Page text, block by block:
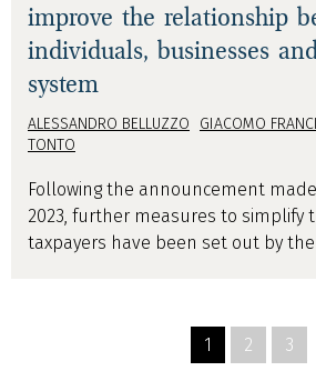
improve the relationship
individuals, businesses
system
ALESSANDRO BELLUZZO GIACOMO
TONTO
Following the announcement
2023, further measures to simplify
taxpayers have been set out by
1 2 3